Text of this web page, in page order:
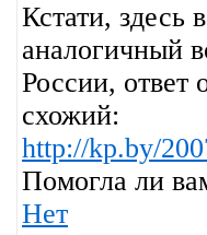
Кстати, здесь
аналогичный
России, ответ
схожий:
http://kp.by/
Помогла ли
Нет